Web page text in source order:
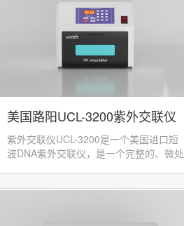
美国路阳UCL-3200紫外交联仪
紫外交联仪UCL-3200是一个美国进口短
波DNA紫外交联仪，是一个完整的、微处